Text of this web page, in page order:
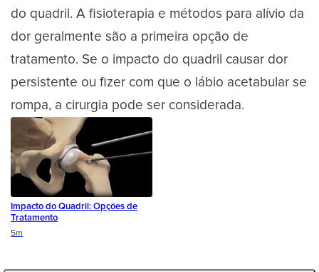
do quadril. A fisioterapia e métodos para alívio da
dor geralmente são a primeira opção de
tratamento. Se o impacto do quadril causar dor
persistente ou fizer com que o lábio acetabular se
rompa, a cirurgia pode ser considerada.
Impacto do Quadril: Opções de
Tratamento
Duration
5m